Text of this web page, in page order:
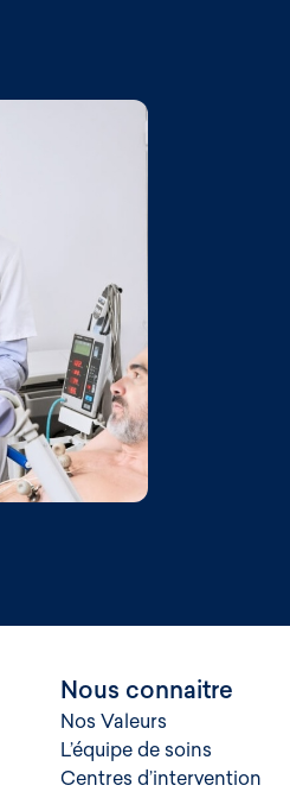
Nous connaitre
Nos Valeurs
L’équipe de soins
Centres d’intervention